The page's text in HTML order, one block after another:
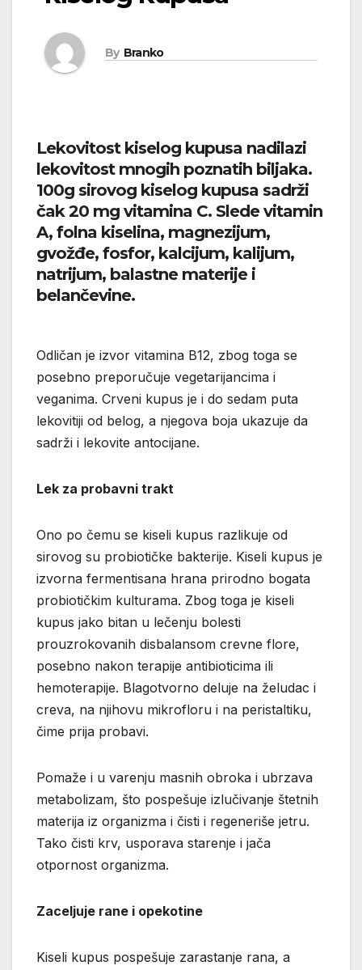
By Branko
Lekovitost kiselog kupusa nadilazi
lekovitost mnogih poznatih biljaka.
100g sirovog kiselog kupusa sadrži
čak 20 mg vitamina C. Slede vitamin
A, folna kiselina, magnezijum,
gvožđe, fosfor, kalcijum, kalijum,
natrijum, balastne materije i
belančevine.
Odličan je izvor vitamina B12, zbog toga se
posebno preporučuje vegetarijancima i
veganima. Crveni kupus je i do sedam puta
lekovitiji od belog, a njegova boja ukazuje da
sadrži i lekovite antocijane.
Lek za probavni trakt
Ono po čemu se kiseli kupus razlikuje od
sirovog su probiotičke bakterije. Kiseli kupus je
izvorna fermentisana hrana prirodno bogata
probiotičkim kulturama. Zbog toga je kiseli
kupus jako bitan u lečenju bolesti
prouzrokovanih disbalansom crevne flore,
posebno nakon terapije antibioticima ili
hemoterapije. Blagotvorno deluje na želudac i
creva, na njihovu mikrofloru i na peristaltiku,
čime prija probavi.
Pomaže i u varenju masnih obroka i ubrzava
metabolizam, što pospešuje izlučivanje štetnih
materija iz organizma i čisti i regeneriše jetru.
Tako čisti krv, usporava starenje i jača
otpornost organizma.
Zaceljuje rane i opekotine
Kiseli kupus pospešuje zarastanje rana, a